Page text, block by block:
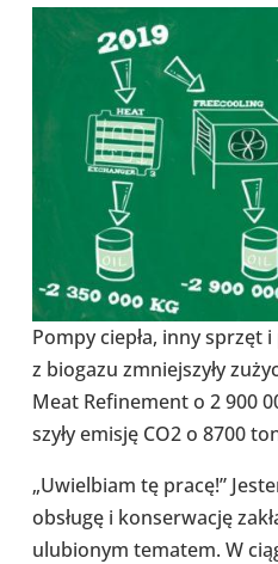
Pompy ciepła, inny sprzęt
z biogazu zmniej­szyły
Meat Refi­ne­ment o 2 900
szyły emisję CO2 o 8700
„Uwiel­biam tę pracę!”
obsługę i kon­ser­wa­cję
ulu­bio­nym tematem. W